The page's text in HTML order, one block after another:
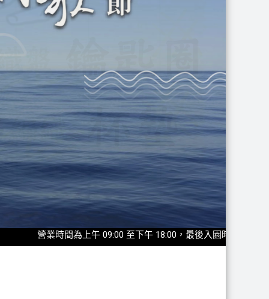
營業時間為上午 09:00 至下午 18:00，最後入園時間為